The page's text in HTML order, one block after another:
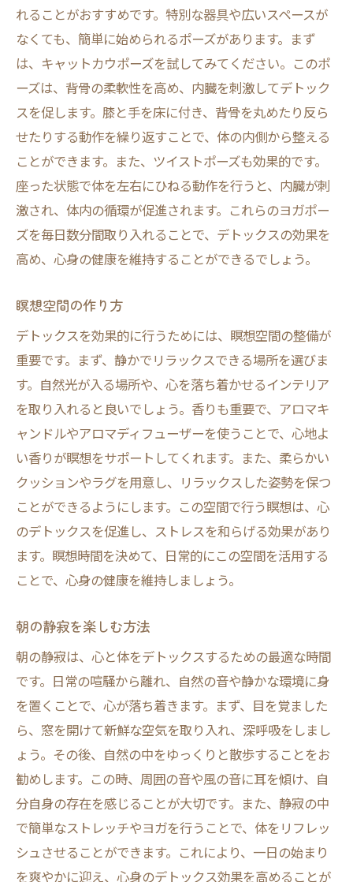
れることがおすすめです。特別な器具や広いスペースが
なくても、簡単に始められるポーズがあります。まず
は、キャットカウポーズを試してみてください。このポ
ーズは、背骨の柔軟性を高め、内臓を刺激してデトック
スを促します。膝と手を床に付き、背骨を丸めたり反ら
せたりする動作を繰り返すことで、体の内側から整える
ことができます。また、ツイストポーズも効果的です。
座った状態で体を左右にひねる動作を行うと、内臓が刺
激され、体内の循環が促進されます。これらのヨガポー
ズを毎日数分間取り入れることで、デトックスの効果を
高め、心身の健康を維持することができるでしょう。
瞑想空間の作り方
デトックスを効果的に行うためには、瞑想空間の整備が
重要です。まず、静かでリラックスできる場所を選びま
す。自然光が入る場所や、心を落ち着かせるインテリア
を取り入れると良いでしょう。香りも重要で、アロマキ
ャンドルやアロマディフューザーを使うことで、心地よ
い香りが瞑想をサポートしてくれます。また、柔らかい
クッションやラグを用意し、リラックスした姿勢を保つ
ことができるようにします。この空間で行う瞑想は、心
のデトックスを促進し、ストレスを和らげる効果があり
ます。瞑想時間を決めて、日常的にこの空間を活用する
ことで、心身の健康を維持しましょう。
朝の静寂を楽しむ方法
朝の静寂は、心と体をデトックスするための最適な時間
です。日常の喧騒から離れ、自然の音や静かな環境に身
を置くことで、心が落ち着きます。まず、目を覚ました
ら、窓を開けて新鮮な空気を取り入れ、深呼吸をしまし
ょう。その後、自然の中をゆっくりと散歩することをお
勧めします。この時、周囲の音や風の音に耳を傾け、自
分自身の存在を感じることが大切です。また、静寂の中
で簡単なストレッチやヨガを行うことで、体をリフレッ
シュさせることができます。これにより、一日の始まり
を爽やかに迎え、心身のデトックス効果を高めることが